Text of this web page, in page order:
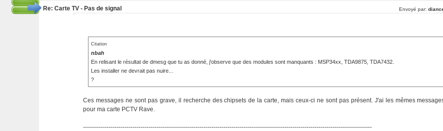
Re: Carte TV - Pas de signal Envoyé par:
Citation
nbah
En relisant le résultat de dmesg que tu as donné, j'observe que des modules sont manquants : MSP34xx, TDA9875, TDA7432.
Les installer ne devrait pas nuire...
?
Ces messages ne sont pas grave, il recherche des chipsets de la carte, mais ceux-ci ne sont pas présent. J'ai les mêmes
pour ma carte PCTV Rave.
--------------------------------------------------------------------------------------------------------------------------------------------------